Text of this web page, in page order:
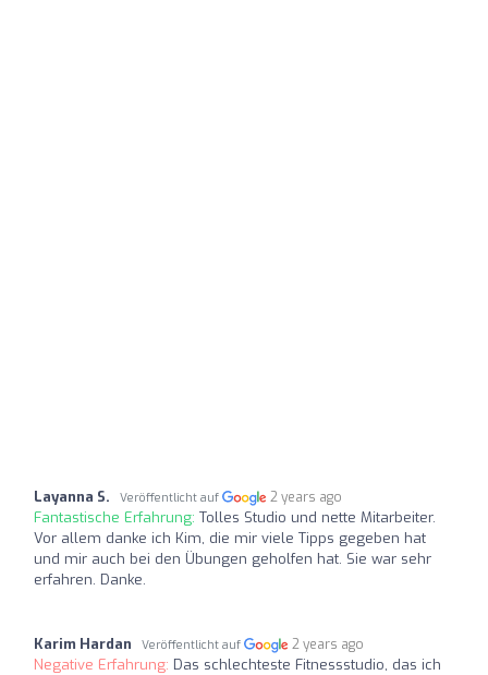
Layanna S. Veröffentlicht auf 2 years ago
Fantastische Erfahrung: Tolles Studio und nette Mitarbeiter.
Vor allem danke ich Kim, die mir viele Tipps gegeben hat
und mir auch bei den Übungen geholfen hat. Sie war sehr
erfahren. Danke.
Karim Hardan Veröffentlicht auf 2 years ago
Negative Erfahrung: Das schlechteste Fitnessstudio, das ich